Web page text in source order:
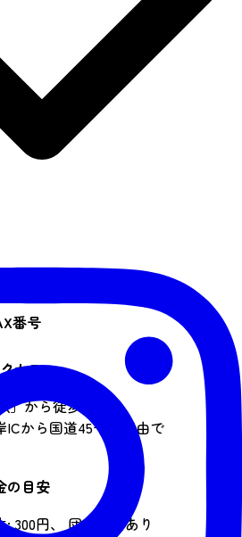
番号
番号
セス
」から徒歩約5分
ICから国道45号線経由で
の目安
: 300円、 団体割引あり